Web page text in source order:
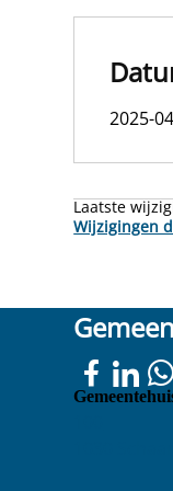
2025-
Laatste
Wijzigingen